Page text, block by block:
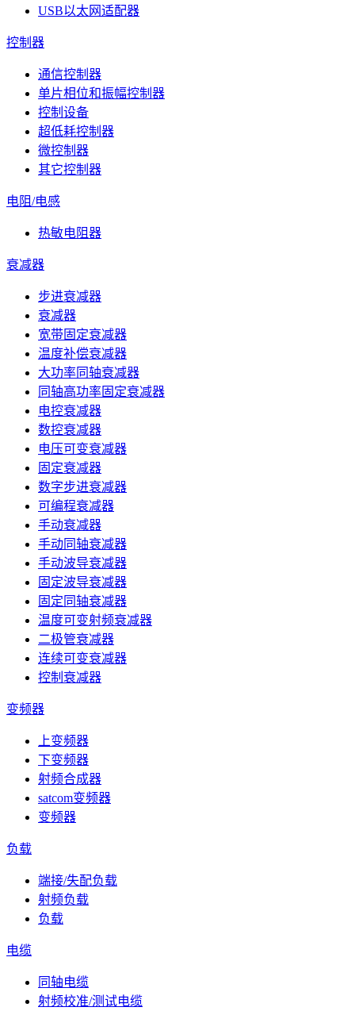
USB以太网适配器
控制器
通信控制器
单片相位和振幅控制器
控制设备
超低耗控制器
微控制器
其它控制器
电阻/电感
热敏电阻器
衰减器
步进衰减器
衰减器
宽带固定衰减器
温度补偿衰减器
大功率同轴衰减器
同轴高功率固定衰减器
电控衰减器
数控衰减器
电压可变衰减器
固定衰减器
数字步进衰减器
可编程衰减器
手动衰减器
手动同轴衰减器
手动波导衰减器
固定波导衰减器
固定同轴衰减器
温度可变射频衰减器
二极管衰减器
连续可变衰减器
控制衰减器
变频器
上变频器
下变频器
射频合成器
satcom变频器
变频器
负载
端接/失配负载
射频负载
负载
电缆
同轴电缆
射频校准/测试电缆